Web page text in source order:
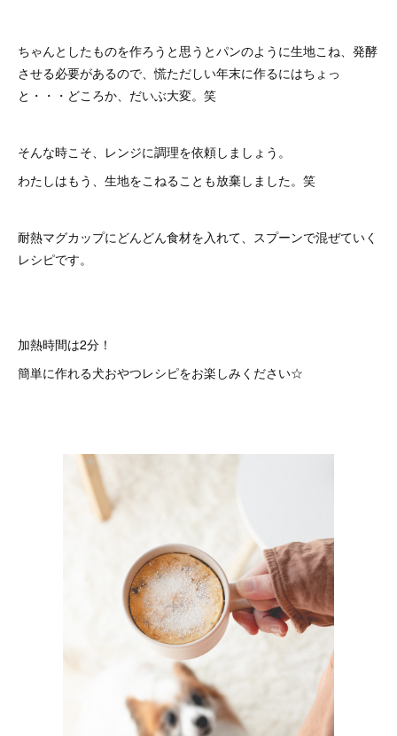
ちゃんとしたものを作ろうと思うとパンのように生地こね、発酵
させる必要があるので、慌ただしい年末に作るにはちょっ
と・・・どころか、だいぶ大変。笑
そんな時こそ、レンジに調理を依頼しましょう。
わたしはもう、生地をこねることも放棄しました。笑
耐熱マグカップにどんどん食材を入れて、スプーンで混ぜていく
レシピです。
加熱時間は2分！
簡単に作れる犬おやつレシピをお楽しみください☆